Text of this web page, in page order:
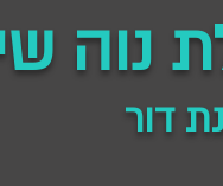
נוה
דור